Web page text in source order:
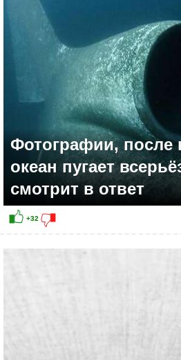
Фотографии, после
океан пугает
смотрит в ответ